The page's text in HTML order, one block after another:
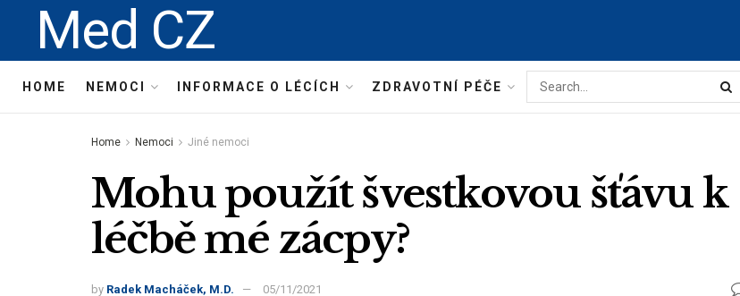
Med CZ
HOME NEMOCI INFORMACE O LÉCÍCH ZDRAVOTNÍ PÉČE
Home Nemoci Jiné nemoci
Mohu použít švestkovou šťávu k
léčbě mé zácpy?
by Radek Macháček, M.D. 05/11/2021